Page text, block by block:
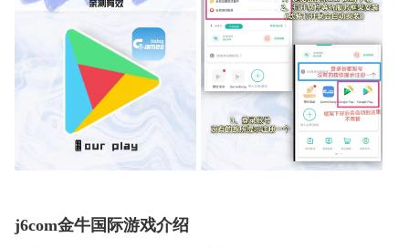
j6com金牛国际游戏介绍